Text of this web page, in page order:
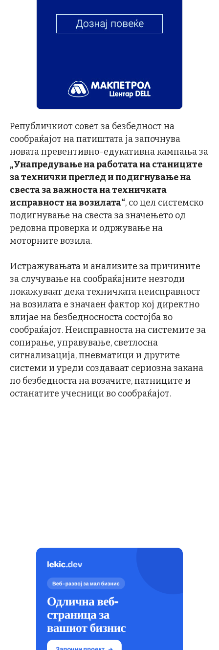
Републичкиот совет за безбедност на
сообраќајот на патиштата ја започнува
новата превентивно-едукативна кампања за
„Унапредување на работата на станиците
за технички преглед и подигнување на
свеста за важноста на техничката
исправност на возилата“, со цел системско
подигнување на свеста за значењето од
редовна проверка и одржување на
моторните возила.
Истражувањата и анализите за причините
за случување на сообраќајните незгоди
покажуваат дека техничката неисправност
на возилата е значаен фактор кој директно
влијае на безбедносноста состојба во
сообраќајот. Неисправноста на системите за
сопирање, управување, светлосна
сигнализација, пневматици и другите
системи и уреди создаваат сериозна закана
по безбедноста на возачите, патниците и
останатите учесници во сообраќајот.